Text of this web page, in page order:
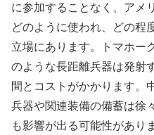
に参加することなく、アメ
どのように使われ、どの程
立場にあります。トマホー
のような長距離兵器は発射
間とコストがかかります。
兵器や関連装備の備蓄は徐
も影響が出る可能性があり